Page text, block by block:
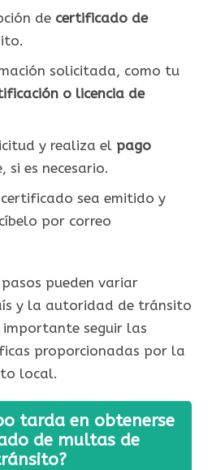
decertificado de
solicitada, como tu
o licencia de
y realiza el pago
si es necesario.
sea emitido y
por correo
pueden variar
y la autoridad de tránsito
importante seguir las
proporcionadas por la
local.
tarda en obtenerse
de multas de